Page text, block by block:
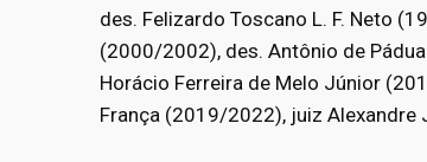
des. Felizardo Toscano L. F. Neto
(2000/2002), des. Antônio de
Horácio Ferreira de Melo Júnior
França (2019/2022), juiz